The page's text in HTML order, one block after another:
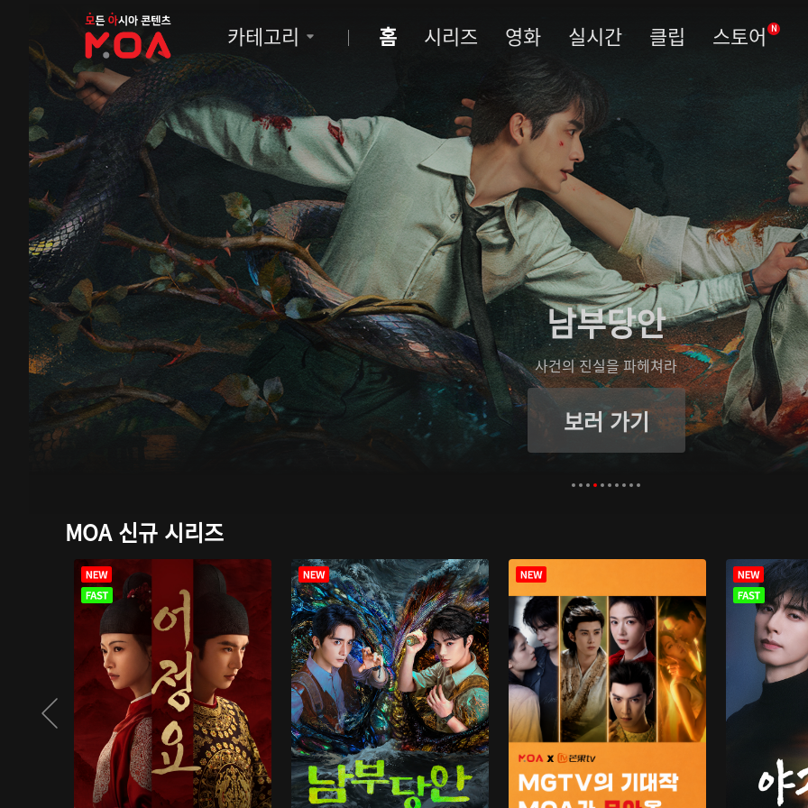
MOA
카테고리 홈 시리즈 영화 실시간 클립 스토어 N
남부당안
사건의 진실을 파헤쳐라
보러 가기
MOA 신규 시리즈